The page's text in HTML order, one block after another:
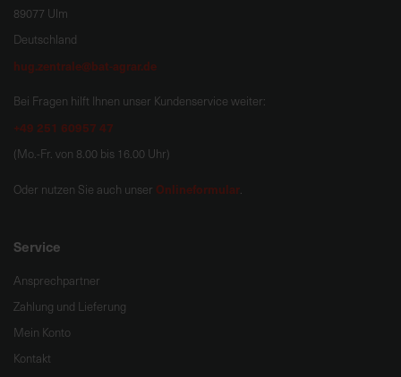
89077 Ulm
Deutschland
hug.zentrale@bat-agrar.de
Bei Fragen hilft Ihnen unser Kundenservice weiter:
+49 251 60957 47
(Mo.-Fr. von 8.00 bis 16.00 Uhr)
Oder nutzen Sie auch unser Onlineformular.
Service
Ansprechpartner
Zahlung und Lieferung
Mein Konto
Kontakt